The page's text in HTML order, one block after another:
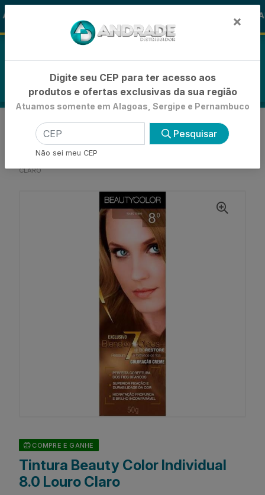
🪞
INÍCIO
COLORAÇÕES, TINTURAS E ALISANTES
COLORAÇÃO PERMANENTE MINI-KIT
CLARO
COMPRE E GANHE
Tintura Beauty Color Individual
8.0 Louro Claro
×
Digite seu CEP para ter acesso aos
produtos e ofertas exclusivas da sua região
Atuamos somente em Alagoas, Sergipe e Pernambuco
Pesquisar
Não sei meu CEP